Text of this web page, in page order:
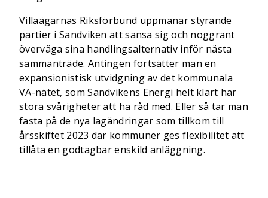
Villaägarnas Riksförbund uppmanar styrande
partier i Sandviken att sansa sig och noggrant
överväga sina handlingsalternativ inför nästa
sammanträde. Antingen fortsätter man en
expansionistisk utvidgning av det kommunala
VA-nätet, som Sandvikens Energi helt klart har
stora svårigheter att ha råd med. Eller så tar man
fasta på de nya lagändringar som tillkom till
årsskiftet 2023 där kommuner ges flexibilitet att
tillåta en godtagbar enskild anläggning.